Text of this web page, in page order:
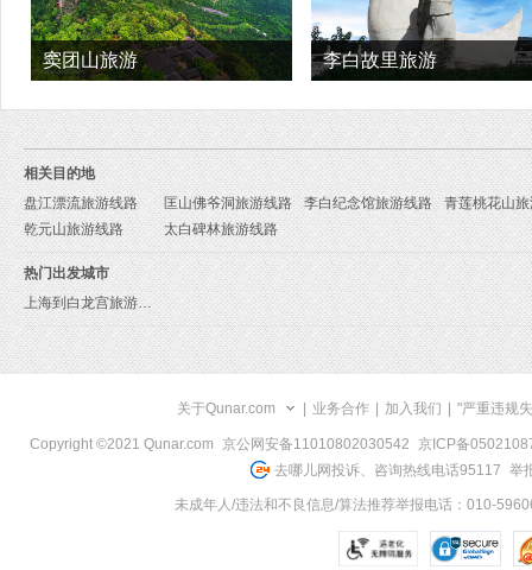
窦团山旅游 李白故里旅游
相关目的地
盘江漂流旅游线路
匡山佛爷洞旅游线路 李白纪念馆旅游线路
青莲桃花山
乾元山旅游线路
太白碑林旅游线路
热门出发城市
上海到白龙宫旅游报价
关于Qunar.com 业务合作 加入我们 "严重违规
Copyright ©2021 Qunar.com 京公网安备11010802030542
京ICP备
去哪儿网投诉、咨询热线电话95117 举
未成年人/违法和不良信息/算法推荐举报电话：010-